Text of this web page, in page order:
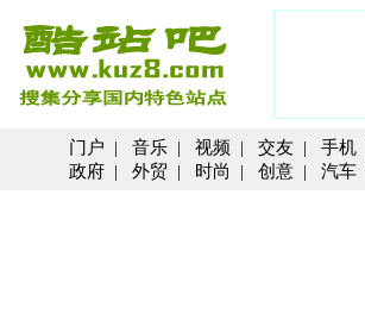
门户 | 音乐 | 视频 | 交友 | 手机
政府 | 外贸 | 时尚 | 创意 | 汽车